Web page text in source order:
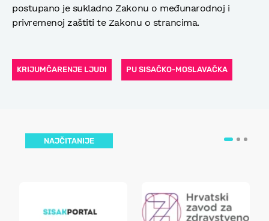
postupano je sukladno Zakonu o međunarodnoj i
privremenoj zaštiti te Zakonu o strancima.
KRIJUMČARENJE LJUDI PU SISAČKO-MOSLAVAČKA
NAJČITANIJE